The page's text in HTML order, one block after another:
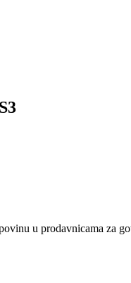
u prodavnicama za